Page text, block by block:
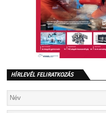
HÍRLEVÉL FELIRATKOZÁS